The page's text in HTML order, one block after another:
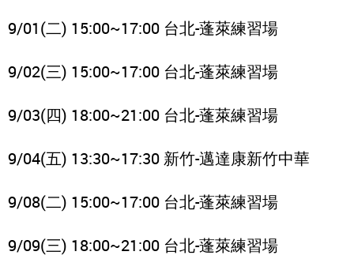
9/01(二) 15:00~17:00 台北-蓬萊練習場
9/02(三) 15:00~17:00 台北-蓬萊練習場
9/03(四) 18:00~21:00 台北-蓬萊練習場
9/04(五) 13:30~17:30 新竹-邁達康新竹中華
9/08(二) 15:00~17:00 台北-蓬萊練習場
9/09(三) 18:00~21:00 台北-蓬萊練習場